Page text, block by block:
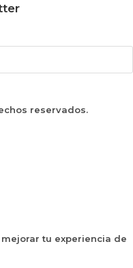
reservados.
tu experiencia de